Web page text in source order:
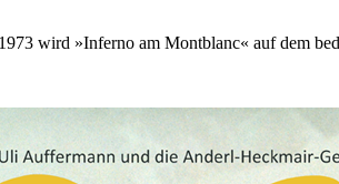
1973 wird »Inferno am Montblanc« auf dem